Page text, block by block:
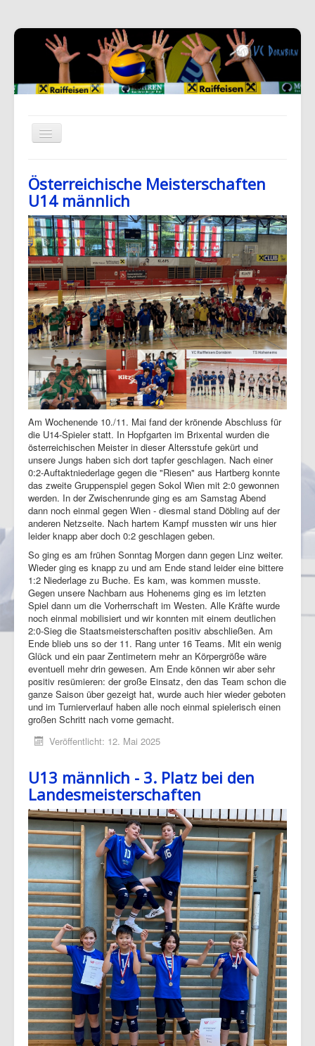
Österreichische Meisterschaften
U14 männlich
Am Wochenende 10./11. Mai fand der krönende Abschluss für
die U14-Spieler statt. In Hopfgarten im Brixental wurden die
österreichischen Meister in dieser Altersstufe gekürt und
unsere Jungs haben sich dort tapfer geschlagen. Nach einer
0:2-Auftaktniederlage gegen die "Riesen" aus Hartberg konnte
das zweite Gruppenspiel gegen Sokol Wien mit 2:0 gewonnen
werden. In der Zwischenrunde ging es am Samstag Abend
dann noch einmal gegen Wien - diesmal stand Döbling auf der
anderen Netzseite. Nach hartem Kampf mussten wir uns hier
leider knapp aber doch 0:2 geschlagen geben.
So ging es am frühen Sonntag Morgen dann gegen Linz weiter.
Wieder ging es knapp zu und am Ende stand leider eine bittere
1:2 Niederlage zu Buche. Es kam, was kommen musste.
Gegen unsere Nachbarn aus Hohenems ging es im letzten
Spiel dann um die Vorherrschaft im Westen. Alle Kräfte wurde
noch einmal mobilisiert und wir konnten mit einem deutlichen
2:0-Sieg die Staatsmeisterschaften positiv abschließen. Am
Ende blieb uns so der 11. Rang unter 16 Teams. Mit ein wenig
Glück und ein paar Zentimetern mehr an Körpergröße wäre
eventuell mehr drin gewesen. Am Ende können wir aber sehr
positiv resümieren: der große Einsatz, den das Team schon die
ganze Saison über gezeigt hat, wurde auch hier wieder geboten
und im Turnierverlauf haben alle noch einmal spielerisch einen
großen Schritt nach vorne gemacht.
Veröffentlicht: 12. Mai 2025
U13 männlich - 3. Platz bei den
Landesmeisterschaften